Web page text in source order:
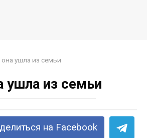
она ушла из семьи
ушла из семьи
на Facebook